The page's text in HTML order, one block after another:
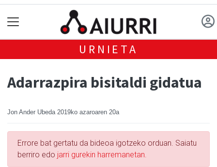
URNIETA
Adarrazpira bisitaldi gidatua
Jon Ander Ubeda 2019ko azaroaren 20a
Errore bat gertatu da bideoa igotzeko orduan. Saiatu
berriro edo jarri gurekin harremanetan.